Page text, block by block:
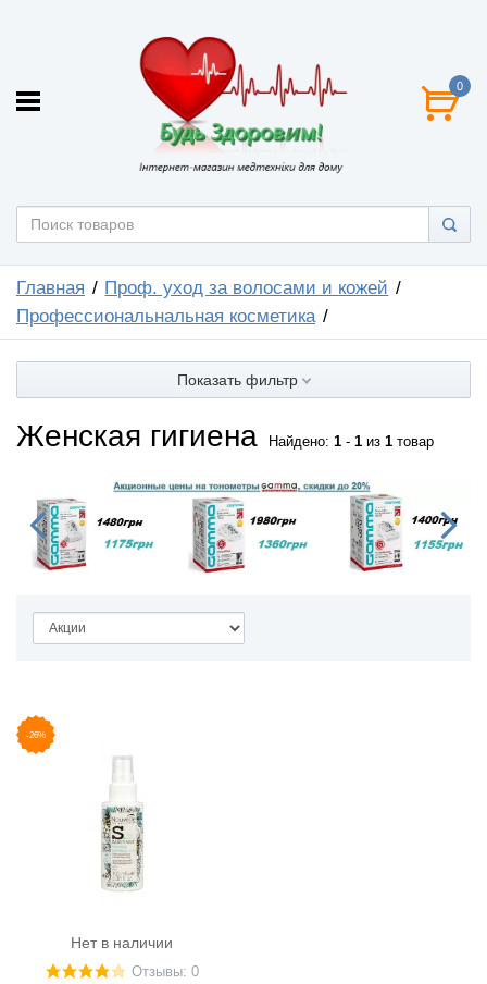
0
Главная
Проф. уход за волосами и кожей
Профессиональнальная косметика
Показать фильтр
Женская гигиена Найдено: 1 - 1 из 1 товар
-26%
Нет в наличии
Отзывы: 0